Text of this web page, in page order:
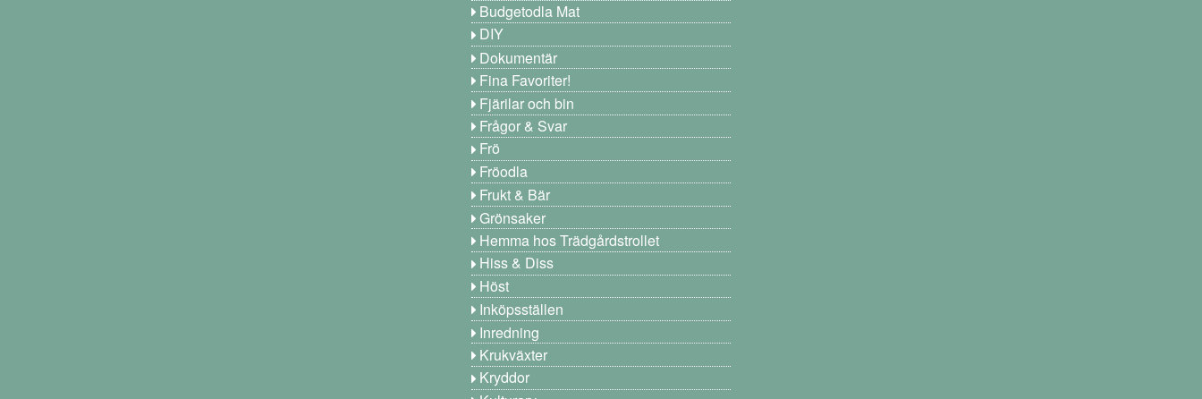
Budgetodla Mat
DIY
Dokumentär
Fina Favoriter!
Fjärilar och bin
Frågor & Svar
Frö
Fröodla
Frukt & Bär
Grönsaker
Hemma hos Trädgårdstrollet
Hiss & Diss
Höst
Inköpsställen
Inredning
Krukväxter
Kryddor